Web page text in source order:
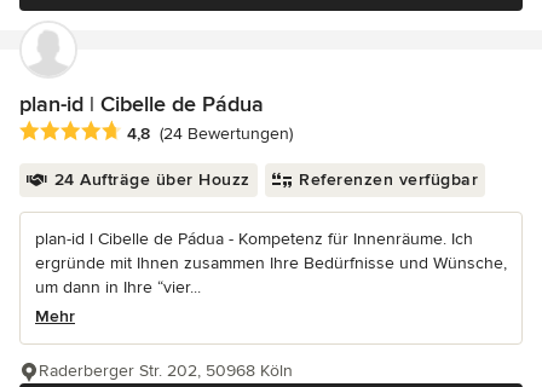
plan-id | Cibelle de Pádua
Durchschnittliche Bewertung: 4.8 von 5 Sternen
4,8 (24 Bewertungen)
24 Aufträge über Houzz Referenzen verfügbar
plan-id l Cibelle de Pádua - Kompetenz für Innenräume. Ich
ergründe mit Ihnen zusammen Ihre Bedürfnisse und Wünsche,
um dann in Ihre “vier...
Mehr
Raderberger Str. 202, 50968 Köln